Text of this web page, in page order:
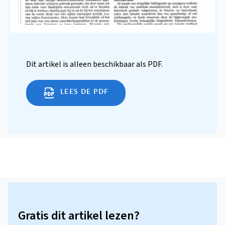
Dit artikel is alleen beschikbaar als PDF.
LEES DE PDF
Gratis dit artikel lezen?